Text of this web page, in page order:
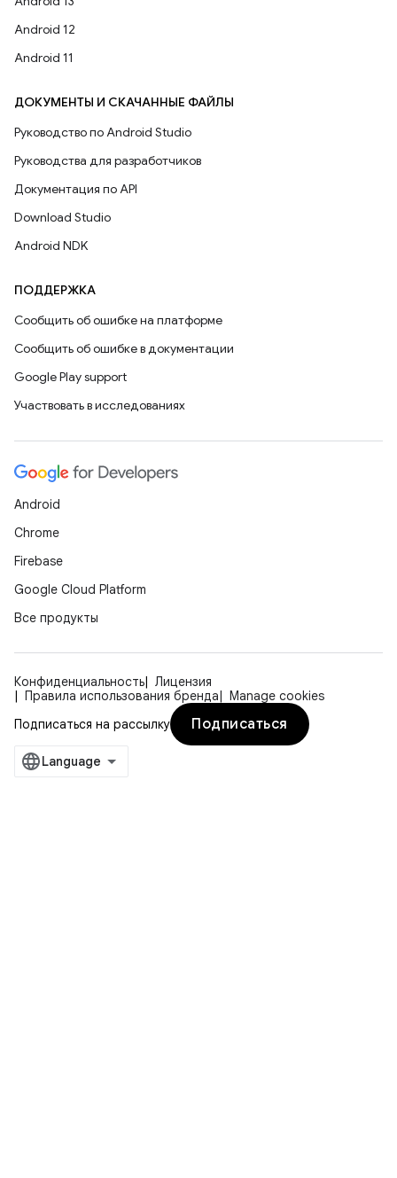
Android 12
Android 11
ДОКУМЕНТЫ И СКАЧАННЫЕ ФАЙЛЫ
Руководство по Android Studio
Руководства для разработчиков
Документация по API
Download Studio
Android NDK
ПОДДЕРЖКА
Сообщить об ошибке на платформе
Сообщить об ошибке в документации
Google Play support
Участвовать в исследованиях
Android
Chrome
Firebase
Google Cloud Platform
Все продукты
Конфиденциальность
Лицензия
Правила использования бренда
Manage cookies
Подписаться на рассылку
Подписаться